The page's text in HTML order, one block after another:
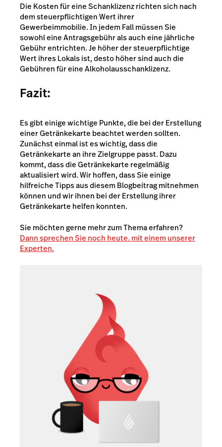
Die Kosten für eine Schanklizenz richten sich nach
dem steuerpflichtigen Wert ihrer
Gewerbeimmobilie. In jedem Fall müssen Sie
sowohl eine Antragsgebühr als auch eine jährliche
Gebühr entrichten. Je höher der steuerpflichtige
Wert ihres Lokals ist, desto höher sind auch die
Gebühren für eine Alkoholausschanklizenz.
Fazit:
Es gibt einige wichtige Punkte, die bei der Erstellung
einer Getränkekarte beachtet werden sollten.
Zunächst einmal ist es wichtig, dass die
Getränkekarte an ihre Zielgruppe passt. Dazu
kommt, dass die Getränkekarte regelmäßig
aktualisiert wird. Wir hoffen, dass Sie einige
hilfreiche Tipps aus diesem Blogbeitrag mitnehmen
können und wir ihnen bei der Erstellung ihrer
Getränkekarte helfen konnten.
Sie möchten gerne mehr zum Thema erfahren?
Dann sprechen Sie noch heute. mit einem unserer
Experten.